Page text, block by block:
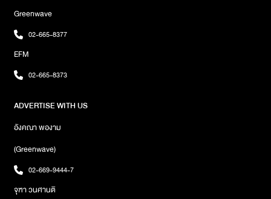
กันครั้งแรกและตกหลุมรักกัน ซึ่ง ไบร์ท ก็เป็นเจ้าของไอเดียที่อยาก
ถ่ายทอดความสัมพันธ์ในมุมนี้ รับรองว่าเพลงนี้จะพาใจคนฟังให้ตกอยู่
แมวดำน้ำทำกับข้าวบ้านเรามั้ย’ (Saturday Night) ได้แล้ววันนี้ ทาง
YouTube : RISER MUSIC และทุกบริการ Music Streaming หรือจะ
Greenwave
02-665-8377
EFM
02-665-8373
ADVERTISE WITH US
อังคณา พองาม
(Greenwave)
02-669-9444-7
จุฑา วนศานติ